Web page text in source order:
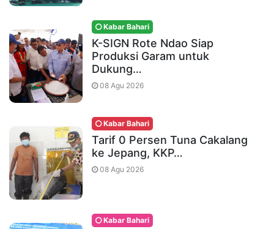
Kabar Bahari
K-SIGN Rote Ndao Siap
Produksi Garam untuk
Dukung…
08 Agu 2026
Kabar Bahari
Tarif 0 Persen Tuna Cakalang
ke Jepang, KKP…
08 Agu 2026
Kabar Bahari